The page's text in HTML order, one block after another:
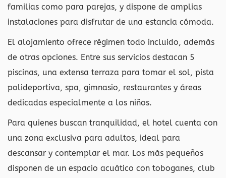
familias como para parejas, y dispone de amplias
instalaciones para disfrutar de una estancia cómoda.
El alojamiento ofrece régimen todo incluido, además
de otras opciones. Entre sus servicios destacan 5
piscinas, una extensa terraza para tomar el sol, pista
polideportiva, spa, gimnasio, restaurantes y áreas
dedicadas especialmente a los niños.
Para quienes buscan tranquilidad, el hotel cuenta con
una zona exclusiva para adultos, ideal para
descansar y contemplar el mar. Los más pequeños
disponen de un espacio acuático con toboganes, club